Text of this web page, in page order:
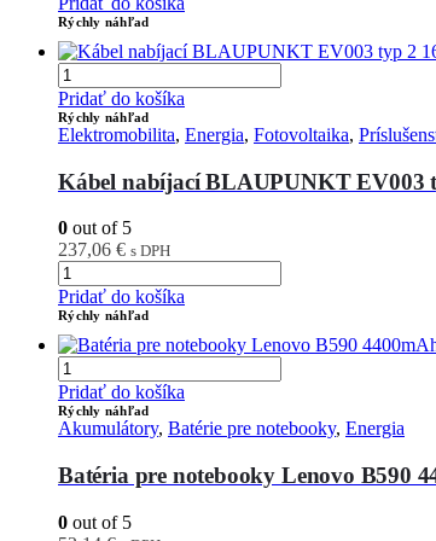
Rýchly náhľad
Pridať do košíka
Rýchly náhľad
Elektromobilita, Energia, Fotovoltaika,
Kábel nabíjací BLAUPUNKT EV003
0 out of 5
237,06 € s DPH
Pridať do košíka
Rýchly náhľad
Pridať do košíka
Rýchly náhľad
Akumulátory, Batérie pre notebooky, Energia
Batéria pre notebooky Lenovo B590
0 out of 5